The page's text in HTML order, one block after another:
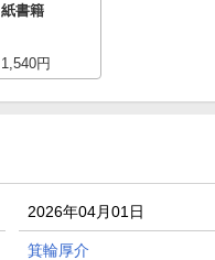
紙書籍
1,540円
2026年04月01日
箕輪厚介